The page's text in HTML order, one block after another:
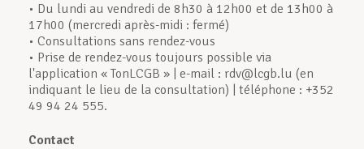
• Du lundi au vendredi de 8h30 à 12h00 et de 13h00 à
17h00 (mercredi après-midi : fermé)
• Consultations sans rendez-vous
• Prise de rendez-vous toujours possible via
l'application « TonLCGB » | e-mail : rdv@lcgb.lu (en
indiquant le lieu de la consultation) | téléphone : +352
49 94 24 555.
Contact